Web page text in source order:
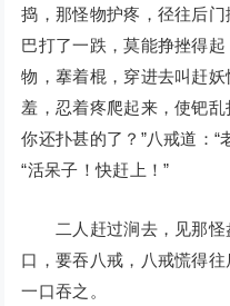
捣，那怪物护疼，径往后
巴打了一跌，莫能挣挫得
物，搴着棍，穿进去叫赶
羞，忍着疼爬起来，使钯乱
你还扑甚的了？”八戒道：“
“活呆子！快赶上！”
二人赶过涧去，见那怪
口，要吞八戒，八戒慌得
一口吞之。